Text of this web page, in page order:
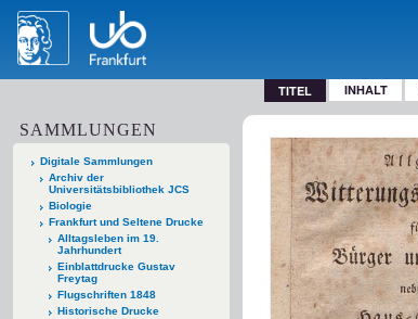
TITEL INHALT
SAMMLUNGEN
Digitale Sammlungen
Archiv der
Universitätsbibliothek JCS
Biologie
Frankfurt und Seltene Drucke
Alltagsleben im 19.
Jahrhundert
Einblattdrucke Gustav
Freytag
Flugschriften 1848
Historische Drucke